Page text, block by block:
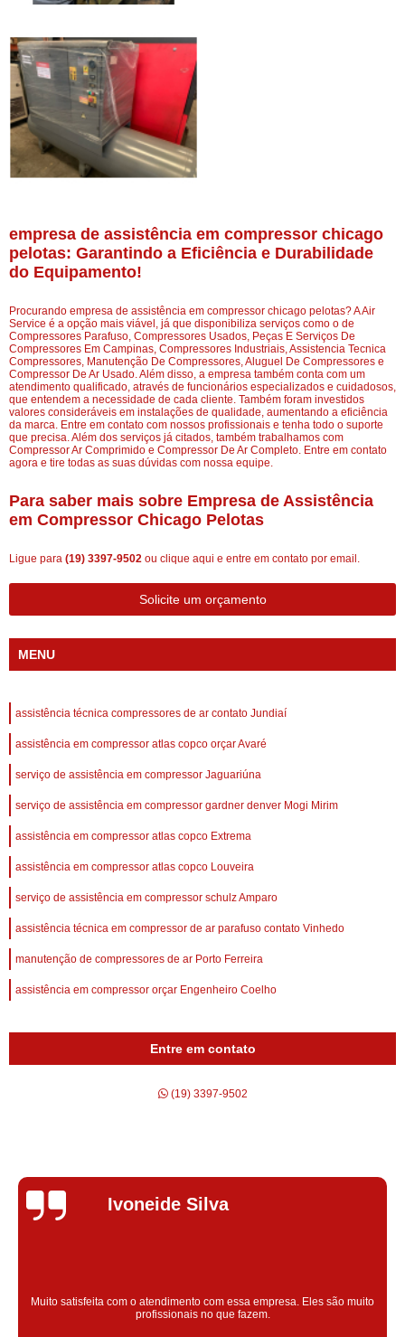
empresa de assistência em compressor chicago
pelotas: Garantindo a Eficiência e Durabilidade
do Equipamento!
Procurando empresa de assistência em compressor chicago pelotas? A Air
Service é a opção mais viável, já que disponibiliza serviços como o de
Compressores Parafuso, Compressores Usados, Peças E Serviços De
Compressores Em Campinas, Compressores Industriais, Assistencia Tecnica
Compressores, Manutenção De Compressores, Aluguel De Compressores e
Compressor De Ar Usado. Além disso, a empresa também conta com um
atendimento qualificado, através de funcionários especializados e cuidadosos,
que entendem a necessidade de cada cliente. Também foram investidos
valores consideráveis em instalações de qualidade, aumentando a eficiência
da marca. Entre em contato com nossos profissionais e tenha todo o suporte
que precisa. Além dos serviços já citados, também trabalhamos com
Compressor Ar Comprimido e Compressor De Ar Completo. Entre em contato
agora e tire todas as suas dúvidas com nossa equipe.
Para saber mais sobre Empresa de Assistência
em Compressor Chicago Pelotas
Ligue para (19) 3397-9502 ou clique aqui e entre em contato por email.
Solicite um orçamento
MENU
assistência técnica compressores de ar contato Jundiaí
assistência em compressor atlas copco orçar Avaré
serviço de assistência em compressor Jaguariúna
serviço de assistência em compressor gardner denver Mogi Mirim
assistência em compressor atlas copco Extrema
assistência em compressor atlas copco Louveira
serviço de assistência em compressor schulz Amparo
assistência técnica em compressor de ar parafuso contato Vinhedo
manutenção de compressores de ar Porto Ferreira
assistência em compressor orçar Engenheiro Coelho
Entre em contato
(19) 3397-9502
Silvana Alves
Super satisfeita com o serviço prestado, atendimento muito bom!
colaoradores educado e transparente, destaque para o colaborador
Claudinei excelente profissional!